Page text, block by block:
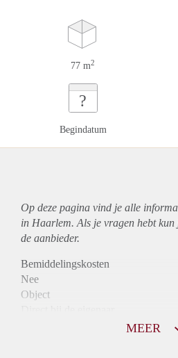
77 m2
?
Begindatum
Op deze pagina vind je alle
in Haarlem. Als je vragen hebt kun
de aanbieder.
Bemiddelingskosten
Nee
Object
MEER